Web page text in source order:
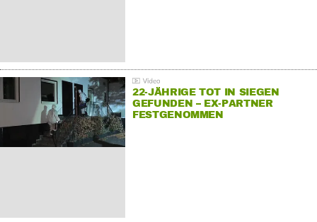
22-JÄHRIGE TOT IN SIEGEN
GEFUNDEN – EX-PARTNER
FESTGENOMMEN